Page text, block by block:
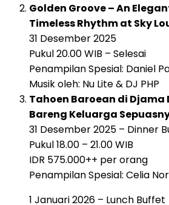
Golden Groove – An
Timeless Rhythm at Sky
31 Desember 2025
Pukul 20.00 WIB – Selesai
Penampilan Spesial: Daniel
Musik oleh: Nu Lite & DJ PHP
Tahoen Baroean di Djama
Bareng Keluarga
31 Desember 2025 – Dinner
Pukul 18.00 – 21.00 WIB
IDR 575.000++ per orang
Penampilan Spesial: Celia
1 Januari 2026 – Lunch Buffet